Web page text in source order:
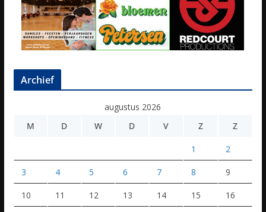
Archief
augustus 2026
M
D W D V Z Z
1 2
3 4 5 6 7 8 9
10 11 12 13 14 15 16